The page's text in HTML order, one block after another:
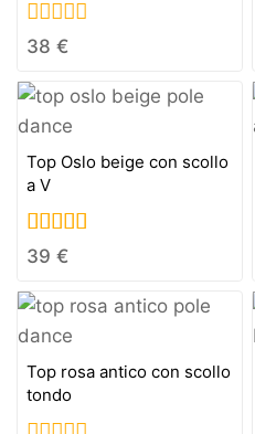
0
of
5
38 €
Top Oslo beige con scollo
a V
5.00
39 €
Top rosa antico con scollo
tondo